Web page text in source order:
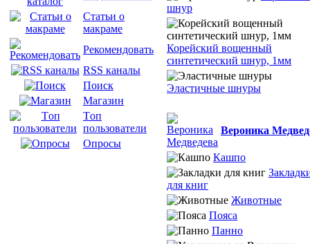
Статьи о
макраме
Рекомендовать
RSS каналы
Поиск
Магазин
Tоп
пользователи
Опросы
шнур
Корейский вощенный
синтетический шнур, 1мм
Эластичные шнуры
Вероника
Кашпо
для книг
Животные
Пояса
Панно